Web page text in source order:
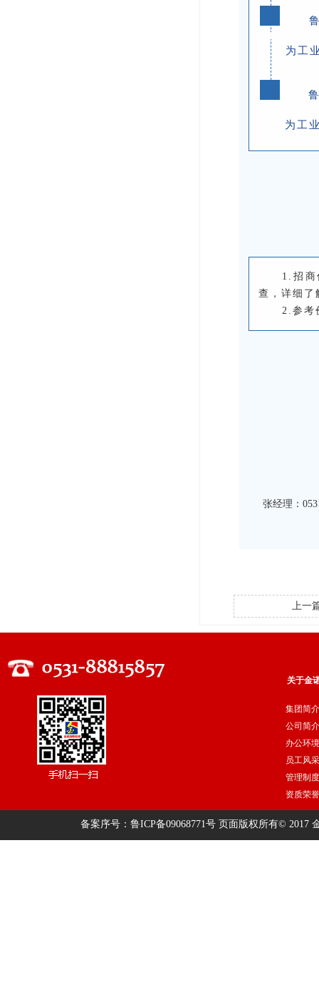
4
为工
为工
1.招商
查，详细了
2.参考
张经理：
上一
关于金
集团简介
公司简介
办公环境
员工风采
管理制度
资质荣誉
备案序号：鲁ICP备09068771号 页面版权所有© 2017